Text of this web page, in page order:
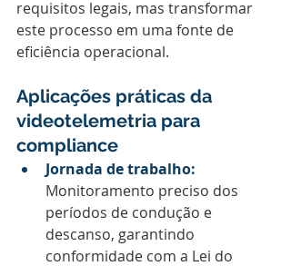
requisitos legais, mas transformar
este processo em uma fonte de
eficiência operacional.
Aplicações práticas da
videotelemetria para
compliance
Jornada de trabalho:
Monitoramento preciso dos
períodos de condução e
descanso, garantindo
conformidade com a Lei do